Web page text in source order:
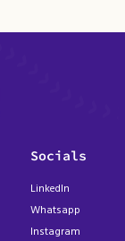
Socials
LinkedIn
Whatsapp
Instagram